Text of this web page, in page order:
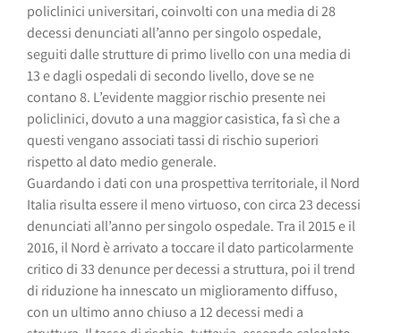
policlinici universitari, coinvolti con una media di 28
decessi denunciati all’anno per singolo ospedale,
seguiti dalle strutture di primo livello con una media di
13 e dagli ospedali di secondo livello, dove se ne
contano 8. L’evidente maggior rischio presente nei
policlinici, dovuto a una maggior casistica, fa sì che a
questi vengano associati tassi di rischio superiori
rispetto al dato medio generale.
Guardando i dati con una prospettiva territoriale, il Nord
Italia risulta essere il meno virtuoso, con circa 23 decessi
denunciati all’anno per singolo ospedale. Tra il 2015 e il
2016, il Nord è arrivato a toccare il dato particolarmente
critico di 33 denunce per decessi a struttura, poi il trend
di riduzione ha innescato un miglioramento diffuso,
con un ultimo anno chiuso a 12 decessi medi a